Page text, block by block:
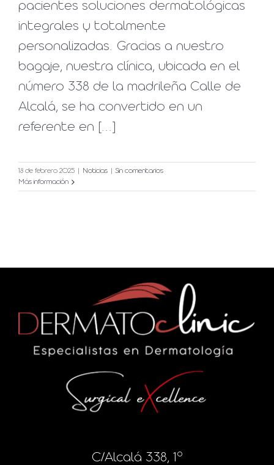
pacientes soluciones dermatológicas
integrales y totalmente
personalizadas. Gracias a nuestro
bagaje, nuestra clínica, ubicada en el
número 338 de la madrileña Calle de
Alcalá, se ha convertido en un
referente en [...]
18 de febrero 2025 Noticias
Sin comentarios
Más información
C/Alcalá 338, 1º